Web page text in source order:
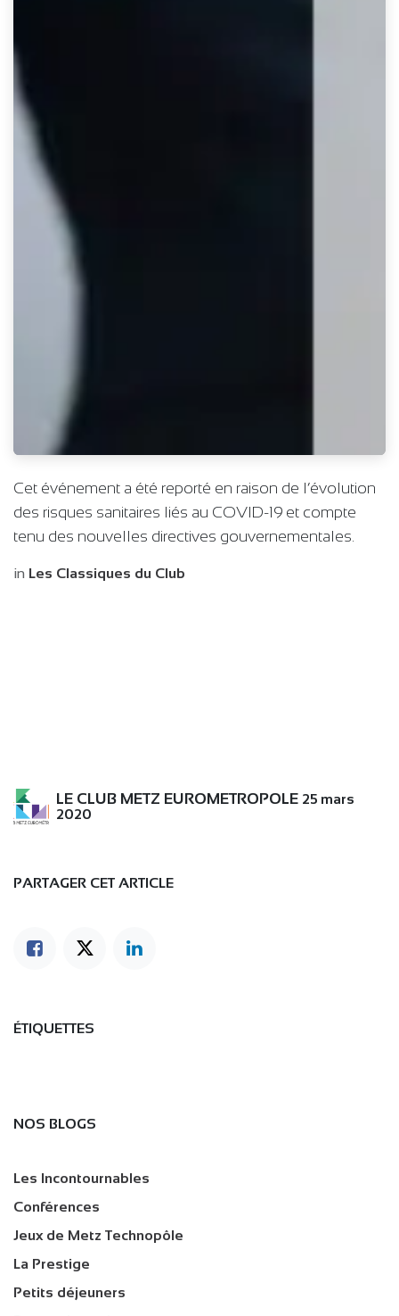
Cet événement a été reporté en raison de l’évolution
des risques sanitaires liés au COVID-19 et compte
tenu des nouvelles directives gouvernementales.
in Les Classiques du Club
LE CLUB METZ EUROMETROPOLE 25 mars
2020
PARTAGER CET ARTICLE
ÉTIQUETTES
NOS BLOGS
Les Incontournables
Conférences
Jeux de Metz Technopôle
La Prestige
Petits déjeuners